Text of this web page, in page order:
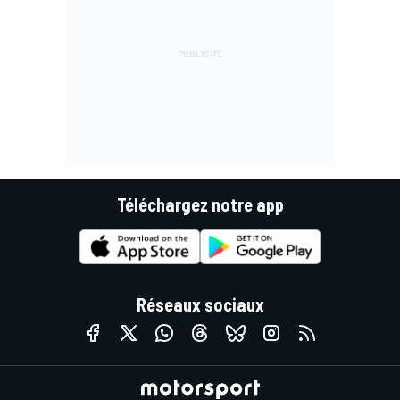
Téléchargez notre app
Réseaux sociaux